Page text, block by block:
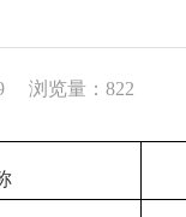
浏览量： 822